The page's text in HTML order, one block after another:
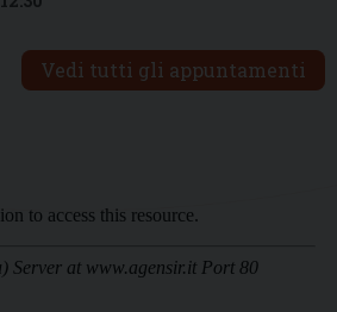
Vedi tutti gli appuntamenti